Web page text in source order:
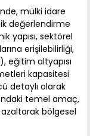
mülki idare
değerlendirme
yapısı, sektörel
erişilebilirliği,
eğitim altyapısı
kapasitesi
detaylı olarak
temel amaç,
azaltarak bölgesel